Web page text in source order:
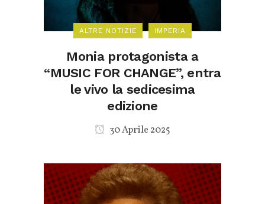
ALTRE NOTIZIE IMPERIA
Monia protagonista a
“MUSIC FOR CHANGE”, entra
le vivo la sedicesima
edizione
30 Aprile 2025